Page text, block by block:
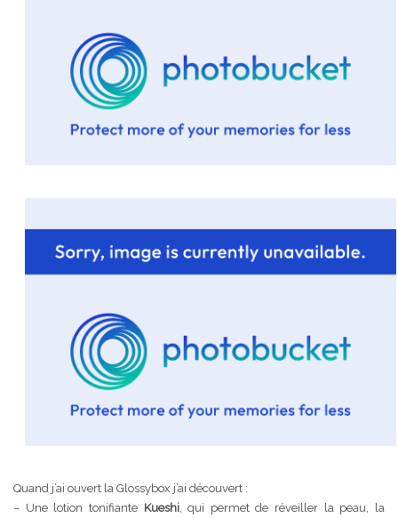
Quand j’ai ouvert la Glossybox j’ai découvert :
– Une lotion tonifiante Kueshi, qui permet de réveiller la peau, la